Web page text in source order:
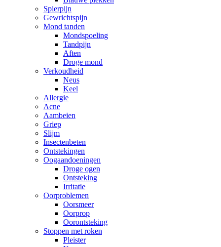
Spierpijn
Gewrichtspijn
Mond tanden
Mondspoeling
Tandpijn
Aften
Droge mond
Verkoudheid
Neus
Keel
Allergie
Acne
Aambeien
Griep
Slijm
Insectenbeten
Ontstekingen
Oogaandoeningen
Droge ogen
Ontsteking
Irritatie
Oorproblemen
Oorsmeer
Oorprop
Oorontsteking
Stoppen met roken
Pleister